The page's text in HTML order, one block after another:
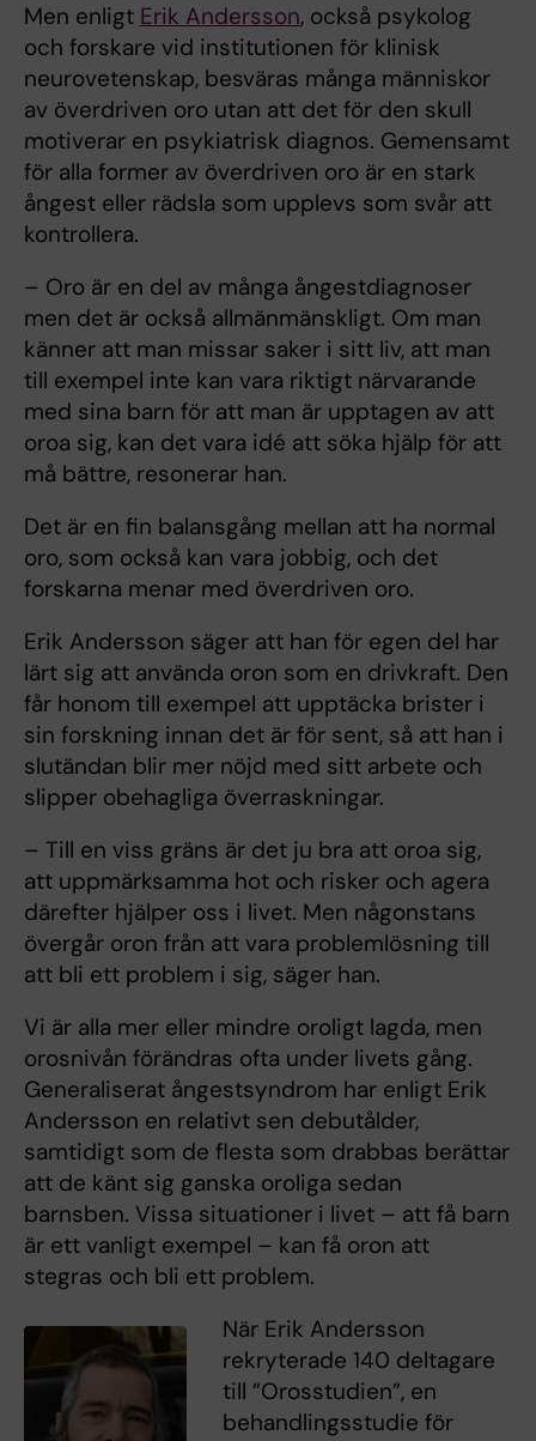
Men enligt Erik Andersson, också psykolog
och forskare vid institutionen för klinisk
neurovetenskap, besväras många människor
av överdriven oro utan att det för den skull
motiverar en psykiatrisk diagnos. Gemensamt
för alla former av överdriven oro är en stark
ångest eller rädsla som upplevs som svår att
kontrollera.
– Oro är en del av många ångestdiagnoser
men det är också allmänmänskligt. Om man
känner att man missar saker i sitt liv, att man
till exempel inte kan vara riktigt närvarande
med sina barn för att man är upptagen av att
oroa sig, kan det vara idé att söka hjälp för att
må bättre, resonerar han.
Det är en fin balansgång mellan att ha normal
oro, som också kan vara jobbig, och det
forskarna menar med överdriven oro.
Erik Andersson säger att han för egen del har
lärt sig att använda oron som en drivkraft. Den
får honom till exempel att upptäcka brister i
sin forskning innan det är för sent, så att han i
slutändan blir mer nöjd med sitt arbete och
slipper obehagliga överraskningar.
– Till en viss gräns är det ju bra att oroa sig,
att uppmärksamma hot och risker och agera
därefter hjälper oss i livet. Men någonstans
övergår oron från att vara problemlösning till
att bli ett problem i sig, säger han.
Vi är alla mer eller mindre oroligt lagda, men
orosnivån förändras ofta under livets gång.
Generaliserat ångestsyndrom har enligt Erik
Andersson en relativt sen debutålder,
samtidigt som de flesta som drabbas berättar
att de känt sig ganska oroliga sedan
barnsben. Vissa situationer i livet – att få barn
är ett vanligt exempel – kan få oron att
stegras och bli ett problem.
När Erik Andersson
rekryterade 140 deltagare
till ”Orosstudien”, en
behandlingsstudie för